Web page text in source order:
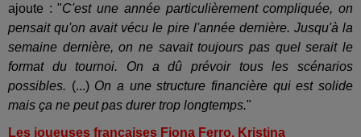
ajoute : "C'est une année particulièrement compliquée, on
pensait qu'on avait vécu le pire l'année dernière. Jusqu'à la
semaine dernière, on ne savait toujours pas quel serait le
format du tournoi. On a dû prévoir tous les scénarios
possibles. (...) On a une structure financière qui est solide
mais ça ne peut pas durer trop longtemps."
Les joueuses françaises Fiona Ferro, Kristina